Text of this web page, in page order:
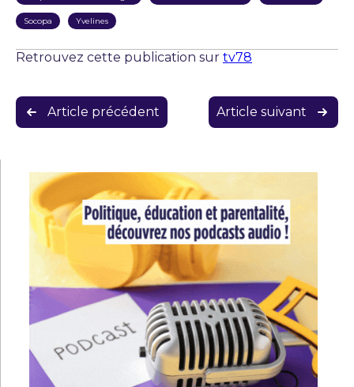
Socopa Yvelines
Retrouvez cette publication sur tv78
Navigation
de
Article précédent Article suivant